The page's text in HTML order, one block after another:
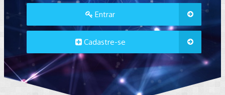
Entrar
Cadastre-se